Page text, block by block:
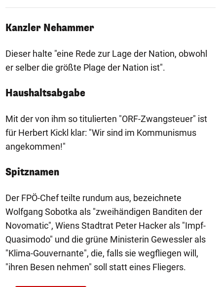
Kanzler Nehammer
Dieser halte "eine Rede zur Lage der Nation, obwohl
er selber die größte Plage der Nation ist".
Haushaltsabgabe
Mit der von ihm so titulierten "ORF-Zwangsteuer" ist
für Herbert Kickl klar: "Wir sind im Kommunismus
angekommen!"
Spitznamen
Der FPÖ-Chef teilte rundum aus, bezeichnete
Wolfgang Sobotka als "zweihändigen Banditen der
Novomatic", Wiens Stadtrat Peter Hacker als "Impf-
Quasimodo" und die grüne Ministerin Gewessler als
"Klima-Gouvernante", die, falls sie wegfliegen will,
"ihren Besen nehmen" soll statt eines Fliegers.